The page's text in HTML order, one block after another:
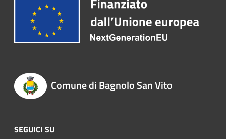
Comune di Bagnolo San Vito
SEGUICI SU